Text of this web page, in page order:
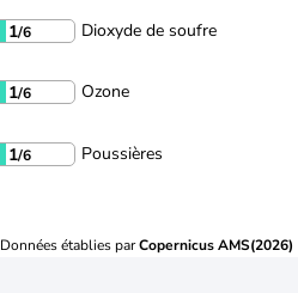
1/6 Dioxyde de soufre
1/6 Ozone
1/6 Poussières
Données établies parCopernicus AMS(2026)